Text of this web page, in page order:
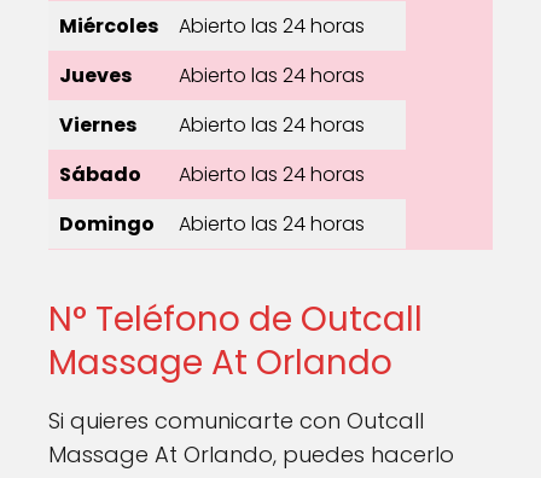
Miércoles
Abierto las 24 horas
Jueves
Abierto las 24 horas
Viernes
Abierto las 24 horas
Sábado
Abierto las 24 horas
Domingo
Abierto las 24 horas
N° Teléfono de Outcall
Massage At Orlando
Si quieres comunicarte con Outcall
Massage At Orlando, puedes hacerlo